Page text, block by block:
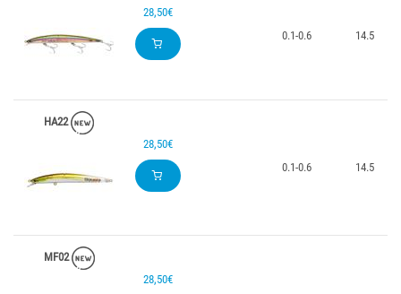
28,50€
0.1-0.6
14.5
HA22
28,50€
0.1-0.6
14.5
MF02
28,50€